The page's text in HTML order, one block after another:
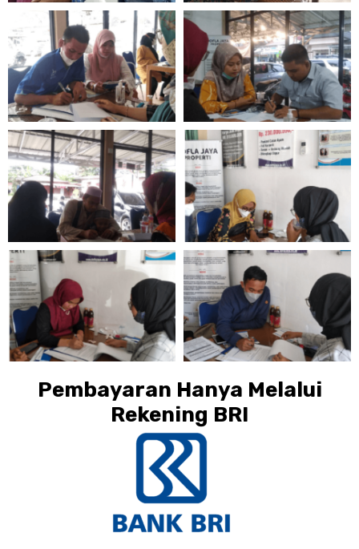
Pembayaran Hanya Melalui
Rekening BRI